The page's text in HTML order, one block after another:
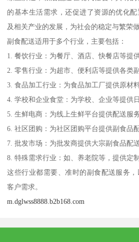
的基本生活需求，还促进了资源的优化
及相关产业的发展，为社会的稳定与繁荣
副食配送适用于多个行业，主要包括：
1. 餐饮行业：为餐厅、酒店、快餐店等提
2. 零售行业：为超市、便利店等提供各类副
3. 食品加工行业：为食品加工厂提供原材
4. 学校和企业食堂：为学校、企业等提供
5. 生鲜电商：为线上生鲜平台提供配送服
6. 社区团购：为社区团购平台提供副食品
7. 批发市场：为批发商提供大宗副食品配送
8. 特殊需求行业：如、养老院等，提供定
这些行业都需要、准时的副食配送服务
客户需求。
m.dglwss8888.b2b168.com